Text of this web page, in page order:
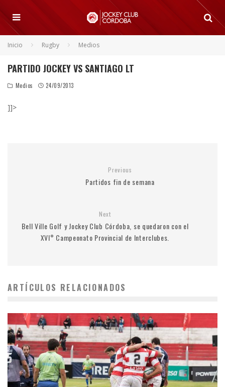
Inicio Rugby Medios
PARTIDO JOCKEY VS SANTIAGO LT
Medios 24/09/2013
]]>
Previous
Partidos fin de semana
Next
Bell Ville Golf y Jockey Club Córdoba, se quedaron con el
XVI° Campeonato Provincial de Interclubes.
ARTÍCULOS RELACIONADOS